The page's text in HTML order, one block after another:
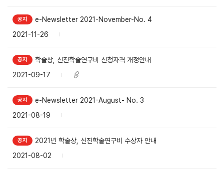
e-Newsletter 2021-November-No. 4
2021-11-26
학술상, 신진학술연구비 신청자격 개정안내
2021-09-17
e-Newsletter 2021-August- No. 3
2021-08-19
2021년 학술상, 신진학술연구비 수상자 안내
2021-08-02